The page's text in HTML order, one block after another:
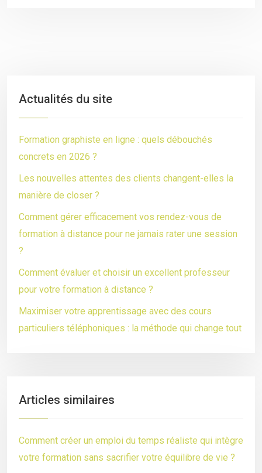
Actualités du site
Formation graphiste en ligne : quels débouchés
concrets en 2026 ?
Les nouvelles attentes des clients changent-elles la
manière de closer ?
Comment gérer efficacement vos rendez-vous de
formation à distance pour ne jamais rater une session
?
Comment évaluer et choisir un excellent professeur
pour votre formation à distance ?
Maximiser votre apprentissage avec des cours
particuliers téléphoniques : la méthode qui change tout
Articles similaires
Comment créer un emploi du temps réaliste qui intègre
votre formation sans sacrifier votre équilibre de vie ?